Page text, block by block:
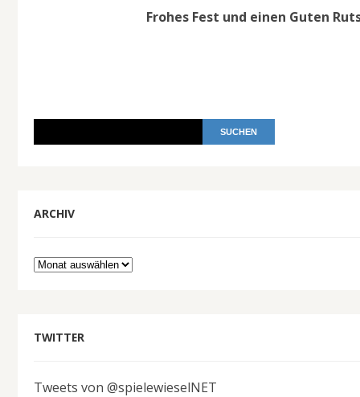
Frohes Fest und einen Guten
ARCHIV
Archiv
TWITTER
Tweets von @spielewieselNET